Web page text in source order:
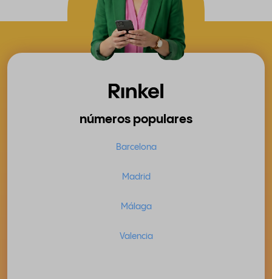
números populares
Barcelona
Madrid
Málaga
Valencia